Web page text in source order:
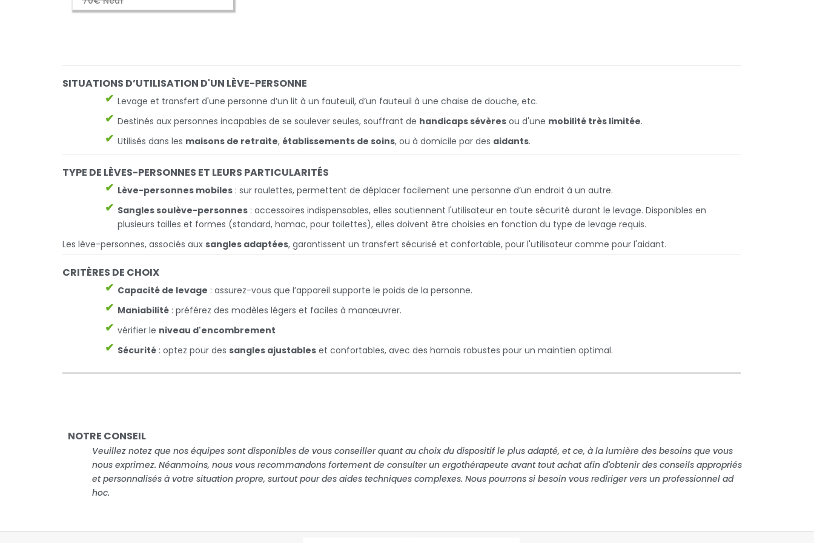
SITUATIONS D’UTILISATION D'UN LÈVE-PERSONNE
Levage et transfert d'une personne d’un lit à un fauteuil, d’un fauteuil à une chaise de douche, etc.
Destinés aux personnes incapables de se soulever seules, souffrant de handicaps sévères ou d'une mobilité très limitée.
Utilisés dans les maisons de retraite, établissements de soins, ou à domicile par des aidants.
TYPE DE LÈVES-PERSONNES ET LEURS PARTICULARITÉS
Lève-personnes mobiles : sur roulettes, permettent de déplacer facilement une personne d’un endroit à un autre.
Sangles soulève-personnes : accessoires indispensables, elles soutiennent l'utilisateur en toute sécurité durant le levage. Disponibles en
plusieurs tailles et formes (standard, hamac, pour toilettes), elles doivent être choisies en fonction du type de levage requis.
Les lève-personnes, associés aux sangles adaptées, garantissent un transfert sécurisé et confortable, pour l'utilisateur comme pour l'aidant.
CRITÈRES DE CHOIX
Capacité de levage : assurez-vous que l’appareil supporte le poids de la personne.
Maniabilité : préférez des modèles légers et faciles à manœuvrer.
vérifier le niveau d'encombrement
Sécurité : optez pour des sangles ajustables et confortables, avec des harnais robustes pour un maintien optimal.